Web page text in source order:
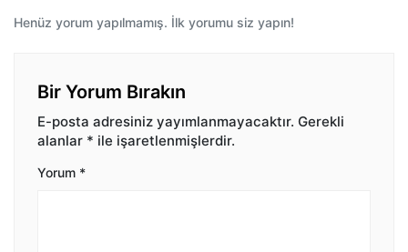
Henüz yorum yapılmamış. İlk yorumu siz yapın!
Bir Yorum Bırakın
E-posta adresiniz yayımlanmayacaktır. Gerekli
alanlar * ile işaretlenmişlerdir.
Yorum *